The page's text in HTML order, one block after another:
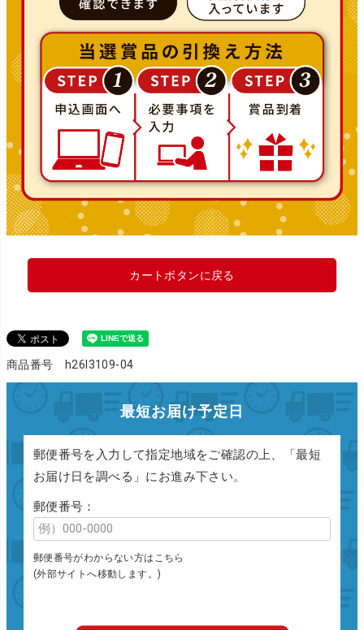
カートボタンに戻る
商品番号 h26l3109-04
最短お届け予定日
郵便番号を入力して指定地域をご確認の上、「最短
お届け日を調べる」にお進み下さい。
郵便番号：
郵便番号がわからない方はこちら
(外部サイトへ移動します。)